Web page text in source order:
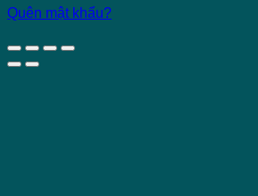
Quên mật khẩu?